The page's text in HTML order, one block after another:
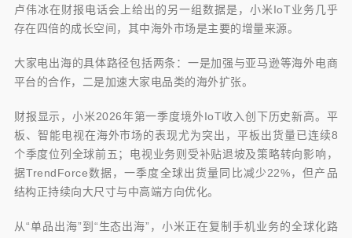
卢伟冰在财报电话会上给出的另一组数据是，小米IoT业务几乎
存在四倍的成长空间，其中海外市场是主要的增量来源。
大家电出海的具体路径包括两条：一是加强与亚马逊等海外电商
平台的合作，二是加速大家电品类的海外扩张。
财报显示，小米2026年第一季度境外IoT收入创下历史新高。平
板、智能电视在海外市场的表现尤为突出，平板出货量已连续8
个季度位列全球前五；电视业务则受补贴退坡及策略转向影响，
据TrendForce数据，一季度全球出货量同比减少22%，但产品
结构正持续向大尺寸与中高端方向优化。
从“单品出海”到“生态出海”，小米正在复制手机业务的全球化路